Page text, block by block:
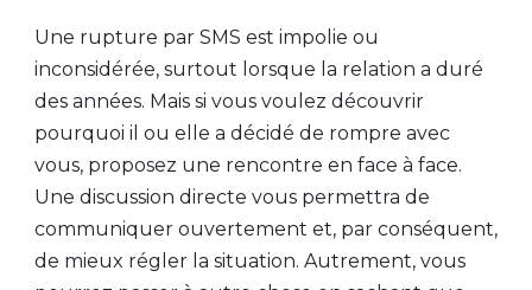
Une rupture par SMS est impolie ou
inconsidérée, surtout lorsque la relation a duré
des années. Mais si vous voulez découvrir
pourquoi il ou elle a décidé de rompre avec
vous, proposez une rencontre en face à face.
Une discussion directe vous permettra de
communiquer ouvertement et, par conséquent,
de mieux régler la situation. Autrement, vous